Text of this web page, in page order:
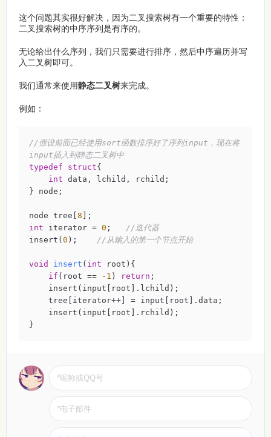
这个问题其实很好解决，因为二叉搜索树有一个重要的特性：
二叉搜索树的中序序列是有序的。
无论给出什么序列，我们只需要进行排序，然后中序遍历并写
入二叉树即可。
我们通常来使用静态二叉树来完成。
例如：
//假设前面已经使用sort函数排序好了序列input，现在将
input插入到静态二叉树中
typedef
struct{
int data, lchild, rchild;
} node;
node tree[ 8
int iterator = 0 ; //迭代器
insert( 0 ); //从输入的第一个节点开始
void insert ( int root) {
if (root == -1 ) return ;
insert(input[root].lchild);
tree[iterator++] = input[root].data;
insert(input[root].rchild);
}